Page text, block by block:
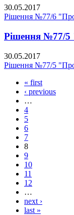
30.05.2017
Рішення №77/6 "Про
Рішення №77/5
30.05.2017
Рішення №77/5
« first
‹ previous
…
4
5
6
7
8
9
10
11
12
…
next ›
last »